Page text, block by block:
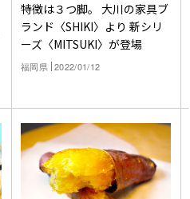
特徴は３つ脚。 大川の家具ブ
ランド〈SHIKI〉より 新シリ
ーズ〈MITSUKI〉が登場
福岡県 2022/01/12